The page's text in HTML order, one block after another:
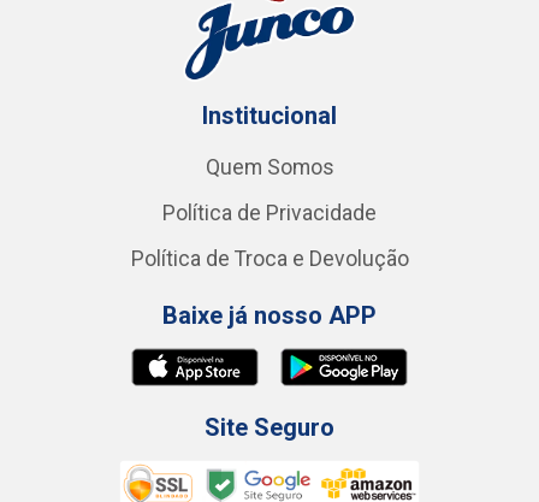
Institucional
Quem Somos
Política de Privacidade
Política de Troca e Devolução
Baixe já nosso APP
Site Seguro